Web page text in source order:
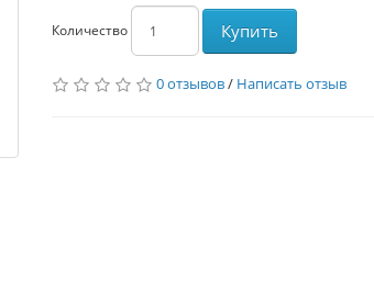
Количество Купить
0 отзывов/ Написать отзыв